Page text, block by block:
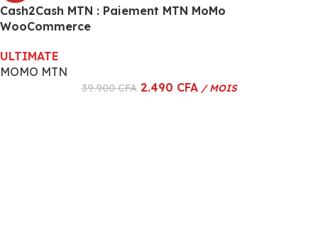
Cash2Cash MTN : Paiement MTN MoMo
WooCommerce
ULTIMATE
MOMO MTN
39.900CFA 2.490 CFA/ MOIS